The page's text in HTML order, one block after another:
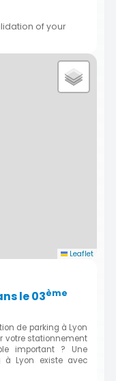
of your
Leaflet
le 03ème
de parking à Lyon
votre stationnement
important ? Une
à Lyon existe avec